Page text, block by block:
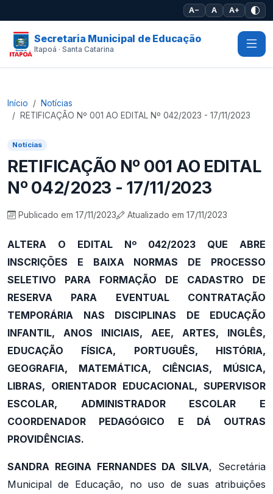
A− A A+
Secretaria Municipal de Educação
Itapoá · Santa Catarina
Início
Notícias
RETIFICAÇÃO Nº 001 AO EDITAL Nº 042/2023 - 17/11/2023
Notícias
RETIFICAÇÃO Nº 001 AO EDITAL
Nº 042/2023 - 17/11/2023
Publicado em 17/11/2023 Atualizado em 17/11/2023
ALTERA O EDITAL Nº 042/2023 QUE ABRE
INSCRIÇÕES E BAIXA NORMAS DE PROCESSO
SELETIVO PARA FORMAÇÃO DE CADASTRO DE
RESERVA PARA EVENTUAL CONTRATAÇÃO
TEMPORÁRIA NAS DISCIPLINAS DE EDUCAÇÃO
INFANTIL, ANOS INICIAIS, AEE, ARTES, INGLÊS,
EDUCAÇÃO FÍSICA, PORTUGUÊS, HISTÓRIA,
GEOGRAFIA, MATEMÁTICA, CIÊNCIAS, MÚSICA,
LIBRAS, ORIENTADOR EDUCACIONAL, SUPERVISOR
ESCOLAR, ADMINISTRADOR ESCOLAR E
COORDENADOR PEDAGÓGICO E DÁ OUTRAS
PROVIDÊNCIAS.
SANDRA REGINA FERNANDES DA SILVA, Secretária
Municipal de Educação, no uso de suas atribuições